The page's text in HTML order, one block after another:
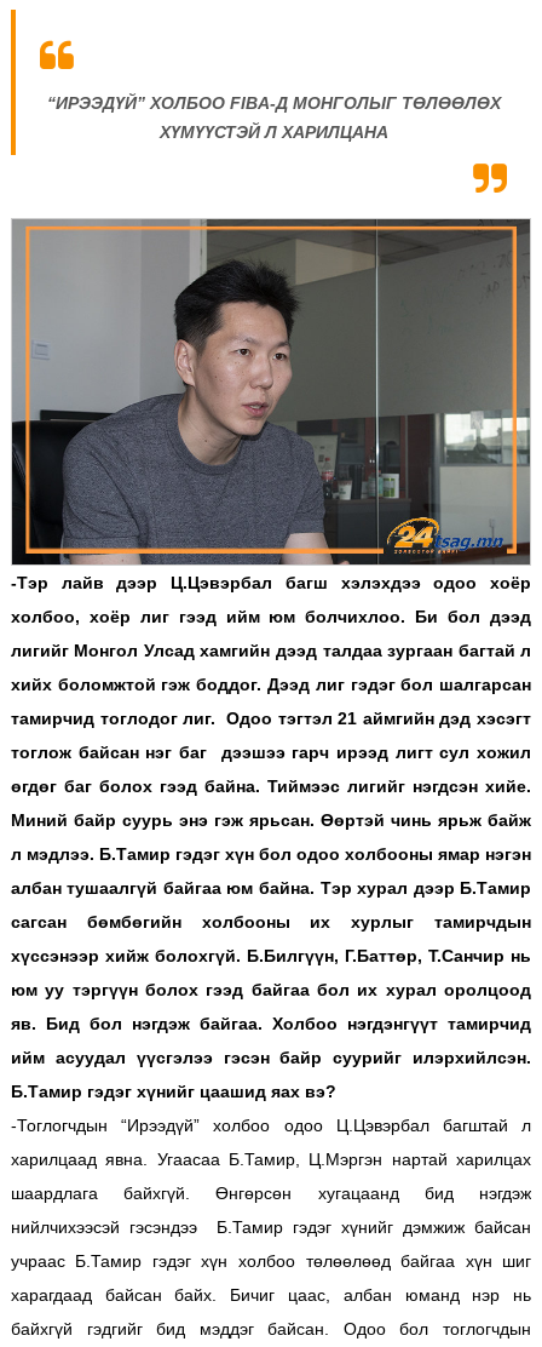
“ИРЭЭДҮЙ” ХОЛБОО FIBA-Д МОНГОЛЫГ ТӨЛӨӨЛӨХ
ХҮМҮҮСТЭЙ Л ХАРИЛЦАНА
-Тэр лайв дээр Ц.Цэвэрбал багш хэлэхдээ одоо хоёр
холбоо, хоёр лиг гээд ийм юм болчихлоо. Би бол дээд
лигийг Монгол Улсад хамгийн дээд талдаа зургаан багтай л
хийх боломжтой гэж боддог. Дээд лиг гэдэг бол шалгарсан
тамирчид тоглодог лиг. Одоо тэгтэл 21 аймгийн дэд хэсэгт
тоглож байсан нэг баг дээшээ гарч ирээд лигт сул хожил
өгдөг баг болох гээд байна. Тиймээс лигийг нэгдсэн хийе.
Миний байр суурь энэ гэж ярьсан. Өөртэй чинь ярьж байж
л мэдлээ. Б.Тамир гэдэг хүн бол одоо холбооны ямар нэгэн
албан тушаалгүй байгаа юм байна. Тэр хурал дээр Б.Тамир
сагсан бөмбөгийн холбооны их хурлыг тамирчдын
хүссэнээр хийж болохгүй. Б.Билгүүн, Г.Баттөр, Т.Санчир нь
юм уу тэргүүн болох гээд байгаа бол их хурал оролцоод
яв. Бид бол нэгдэж байгаа. Холбоо нэгдэнгүүт тамирчид
ийм асуудал үүсгэлээ гэсэн байр суурийг илэрхийлсэн.
Б.Тамир гэдэг хүнийг цаашид яах вэ?
-Тоглогчдын “Ирээдүй” холбоо одоо Ц.Цэвэрбал багштай л
харилцаад явна. Угаасаа Б.Тамир, Ц.Мэргэн нартай харилцах
шаардлага байхгүй. Өнгөрсөн хугацаанд бид нэгдэж
нийлчихээсэй гэсэндээ Б.Тамир гэдэг хүнийг дэмжиж байсан
учраас Б.Тамир гэдэг хүн холбоо төлөөлөөд байгаа хүн шиг
харагдаад байсан байх. Бичиг цаас, албан юманд нэр нь
байхгүй гэдгийг бид мэддэг байсан. Одоо бол тоглогчдын